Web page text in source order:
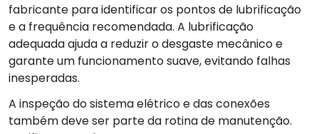
fabricante para identificar os pontos de lubrificação
e a frequência recomendada. A lubrificação
adequada ajuda a reduzir o desgaste mecânico e
garante um funcionamento suave, evitando falhas
inesperadas.
A inspeção do sistema elétrico e das conexões
também deve ser parte da rotina de manutenção.